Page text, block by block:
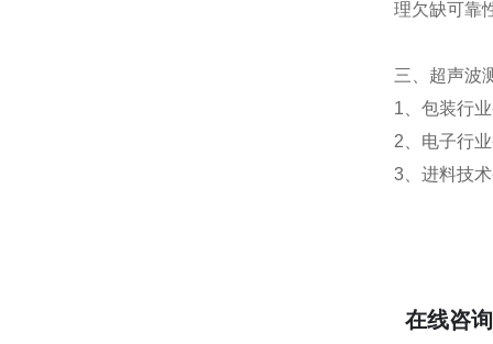
理欠缺可靠
三、超声波
1、包装行
2、电子行
3、进料技
在线咨询